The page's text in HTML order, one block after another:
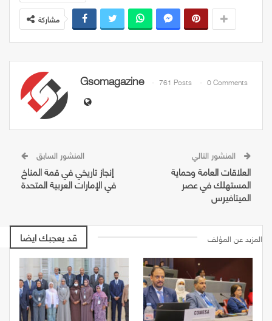
مشاركة
Gsomagazine 761 Posts 0 Comments
المنشور السابق
إنجاز تاريخي في قمة المناخ
في الإمارات العربية المتحدة
العلاقات العامة وحماية
المستهلك في عصر
الميتافيرس
قد يعجبك ايضا المزيد عن المؤلف